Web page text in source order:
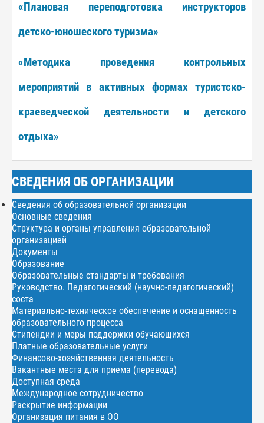
«Плановая переподготовка инструкторов
детско-юношеского туризма»
«Методика проведения контрольных
мероприятий в активных формах туристско-
краеведческой деятельности и детского
отдыха»
СВЕДЕНИЯ ОБ ОРГАНИЗАЦИИ
Сведения об образовательной организации
Основные сведения
Структура и органы управления образовательной
организацией
Документы
Образование
Образовательные стандарты и требования
Руководство. Педагогический (научно-педагогический)
соста
Материально-техническое обеспечение и оснащенность
образовательного процесса
Стипендии и меры поддержки обучающихся
Платные образовательные услуги
Финансово-хозяйственная деятельность
Вакантные места для приема (перевода)
Доступная среда
Международное сотрудничество
Раскрытие информации
Организация питания в ОО